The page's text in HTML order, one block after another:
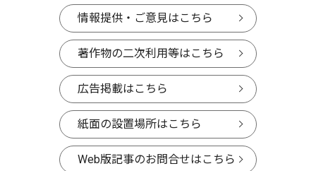
情報提供・ご意見はこちら
著作物の二次利用等はこちら
広告掲載はこちら
紙面の設置場所はこちら
Web版記事のお問合せはこちら